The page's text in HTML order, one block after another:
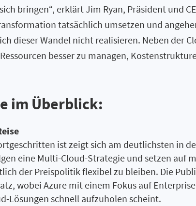
bringen“, erklärt Jim Ryan, Präsident und
tatsächlich umsetzen und
dieser Wandel nicht realisieren. Neben der
besser zu managen,
im Überblick:
ist zeigt sich am deutlichsten in
eine Multi-Cloud-Strategie und setzen auf
der Preispolitik flexibel zu bleiben. Die
wobei Azure mit einem Fokus auf
Lösungen schnell aufzuholen scheint.